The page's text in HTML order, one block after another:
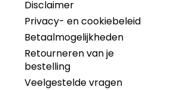
Disclaimer
Privacy- en cookiebeleid
Betaalmogelijkheden
Retourneren van je
bestelling
Veelgestelde vragen